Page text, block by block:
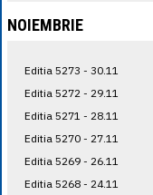
NOIEMBRIE
Editia 5273 - 30.11
Editia 5272 - 29.11
Editia 5271 - 28.11
Editia 5270 - 27.11
Editia 5269 - 26.11
Editia 5268 - 24.11